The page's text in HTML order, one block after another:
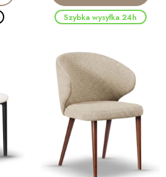
Szybka wysyłka 24h